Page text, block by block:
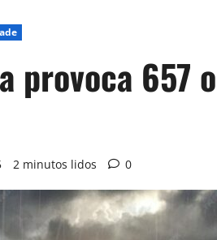
provoca 657
2 minutos lidos 0